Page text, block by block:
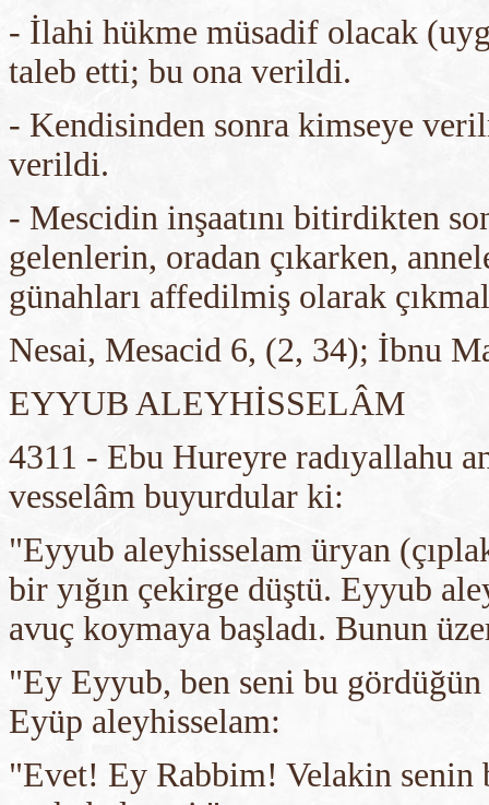
- İlahi hükme müsadif olacak
taleb etti; bu ona verildi.
- Kendisinden sonra kimseye
verildi.
- Mescidin inşaatını bitirdikten
gelenlerin, oradan çıkarken,
günahları affedilmiş olarak
Nesai, Mesacid 6, (2, 34); İbnu
EYYUB ALEYHİSSELÂM
4311 - Ebu Hureyre radıyallahu
vesselâm buyurdular ki:
"Eyyub aleyhisselam üryan
bir yığın çekirge düştü. Eyyub
avuç koymaya başladı. Bunun
"Ey Eyyub, ben seni bu gördüğün
Eyüp aleyhisselam:
"Evet! Ey Rabbim! Velakin senin